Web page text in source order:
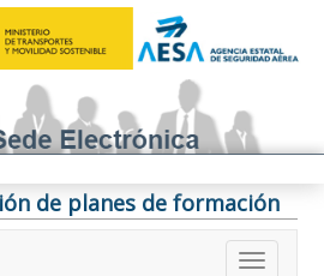
de planes de formación